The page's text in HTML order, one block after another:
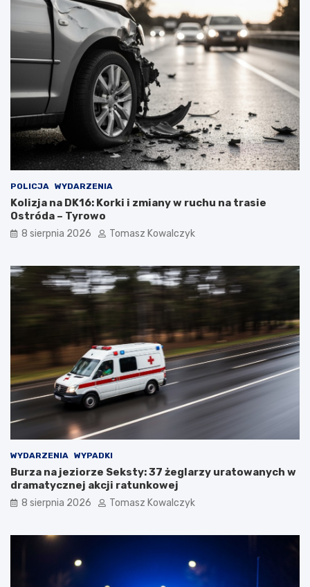
POLICJA WYDARZENIA
Kolizja na DK16: Korki i zmiany w ruchu na trasie
Ostróda – Tyrowo
8 sierpnia 2026 Tomasz Kowalczyk
WYDARZENIA WYPADKI
Burza na jeziorze Seksty: 37 żeglarzy uratowanych w
dramatycznej akcji ratunkowej
8 sierpnia 2026 Tomasz Kowalczyk